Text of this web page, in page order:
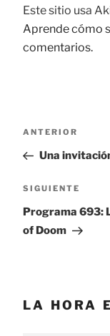
Este sitio usa
Aprende cómo
comentarios.
Navegación
entradas
Entrada
anterior:
ANTERIOR
Una
Siguiente
entrada
SIGUIENTE
Programa 693:
of Doom
LA HORA